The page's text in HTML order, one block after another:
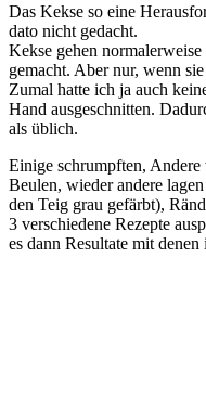
Das Kekse so eine
dato nicht gedacht.
Kekse gehen
gemacht. Aber nur, wenn
Zumal hatte ich ja auch
Hand ausgeschnitten.
als üblich.
Einige schrumpften, Andere
Beulen, wieder andere
den Teig grau gefärbt),
3 verschiedene Rezepte
es dann Resultate mit